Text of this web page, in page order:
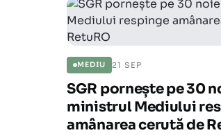
MEDIU 21 SEP
SGR pornește pe 30
ministrul Mediului
amânarea cerută de